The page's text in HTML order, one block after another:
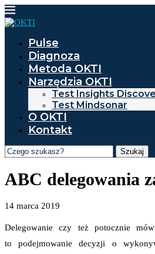
Pulse
Diagnoza
Metoda OKTI
Narzędzia OKTI
Test Insights
Test Mindsonar
O OKTI
Kontakt
Szukaj
ABC delegowania
14 marca 2019
Delegowanie czy też potocznie
to podejmowanie decyzji o